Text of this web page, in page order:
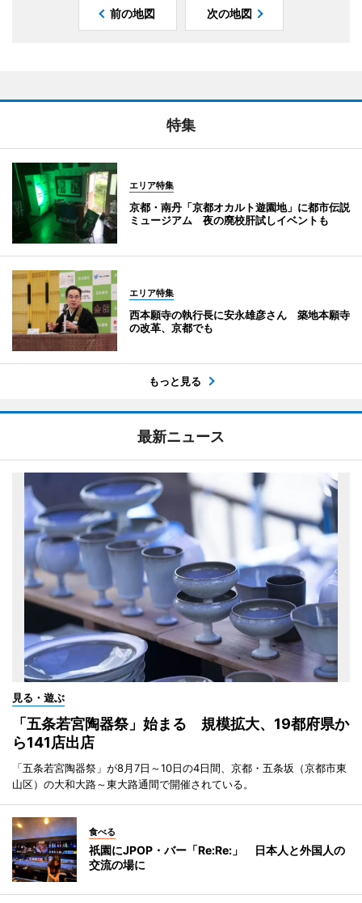
前の地図 次の地図
特集
エリア特集
京都・南丹「京都オカルト遊園地」に都市伝説
ミュージアム 夜の廃校肝試しイベントも
エリア特集
西本願寺の執行長に安永雄彦さん 築地本願寺
の改革、京都でも
もっと見る
最新ニュース
見る・遊ぶ
「五条若宮陶器祭」始まる 規模拡大、19都府県か
ら141店出店
「五条若宮陶器祭」が8月7日～10日の4日間、京都・五条坂（京都市東
山区）の大和大路～東大路通間で開催されている。
食べる
祇園にJPOP・バー「Re:Re:」 日本人と外国人の
交流の場に